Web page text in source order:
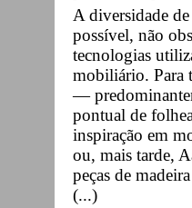
A diversidade
possível, não
tecnologias
mobiliário. Para
—
pontual de
inspiração em
ou, mais tarde,
peças de
(...)